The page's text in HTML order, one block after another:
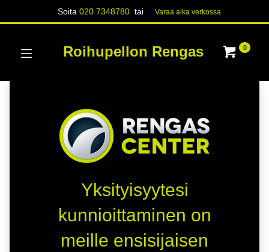
Soita020 7348780 tai Varaa aika verk​​​​ossa
Roihupellon Rengas 0
Yksityisyytesi
kunnioittaminen on
meille ensisijaisen